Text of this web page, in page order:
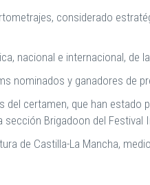
considerado
nacional e internacional, de
nominados y ganadores de
del certamen, que han
Brigadoon del Festival
de Castilla-La Mancha,